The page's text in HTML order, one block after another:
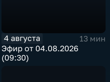
4 августа
13 мин
Эфир от 04.08.2026
(09:30)